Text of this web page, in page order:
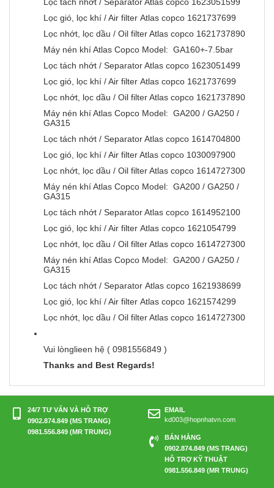
Lọc tách nhớt / Separator Atlas copco 1623051599
Lọc gió, lọc khí / Air filter Atlas copco 1621737699
Lọc nhớt, lọc dầu / Oil filter Atlas copco 1621737890
Máy nén khí Atlas Copco Model: GA160+-7.5bar
Lọc tách nhớt / Separator Atlas copco 1623051499
Lọc gió, lọc khí / Air filter Atlas copco 1621737699
Lọc nhớt, lọc dầu / Oil filter Atlas copco 1621737890
Máy nén khí Atlas Copco Model: GA200 / GA250 /
GA315
Lọc tách nhớt / Separator Atlas copco 1614704800
Lọc gió, lọc khí / Air filter Atlas copco 1030097900
Lọc nhớt, lọc dầu / Oil filter Atlas copco 1614727300
Máy nén khí Atlas Copco Model: GA200 / GA250 /
GA315
Lọc tách nhớt / Separator Atlas copco 1614952100
Lọc gió, lọc khí / Air filter Atlas copco 1621054799
Lọc nhớt, lọc dầu / Oil filter Atlas copco 1614727300
Máy nén khí Atlas Copco Model: GA200 / GA250 /
GA315
Lọc tách nhớt / Separator Atlas copco 1621938699
Lọc gió, lọc khí / Air filter Atlas copco 1621574299
Lọc nhớt, lọc dầu / Oil filter Atlas copco 1614727300
Vui lònglieen hệ ( 0981556849 )
Thanks and Best Regards!
24/7 TƯ VẤN VÀ HỖ TRỢ
0902.874.849 (MS TRANG)
0981.556.849 (MR TRUNG)
EMAIL
kd003@hopnhatvn.com
BÁN HÀNG
0902.874.849 (MS TRANG)
HỖ TRỢ KỸ THUẬT
0981.556.849 (MR TRUNG)